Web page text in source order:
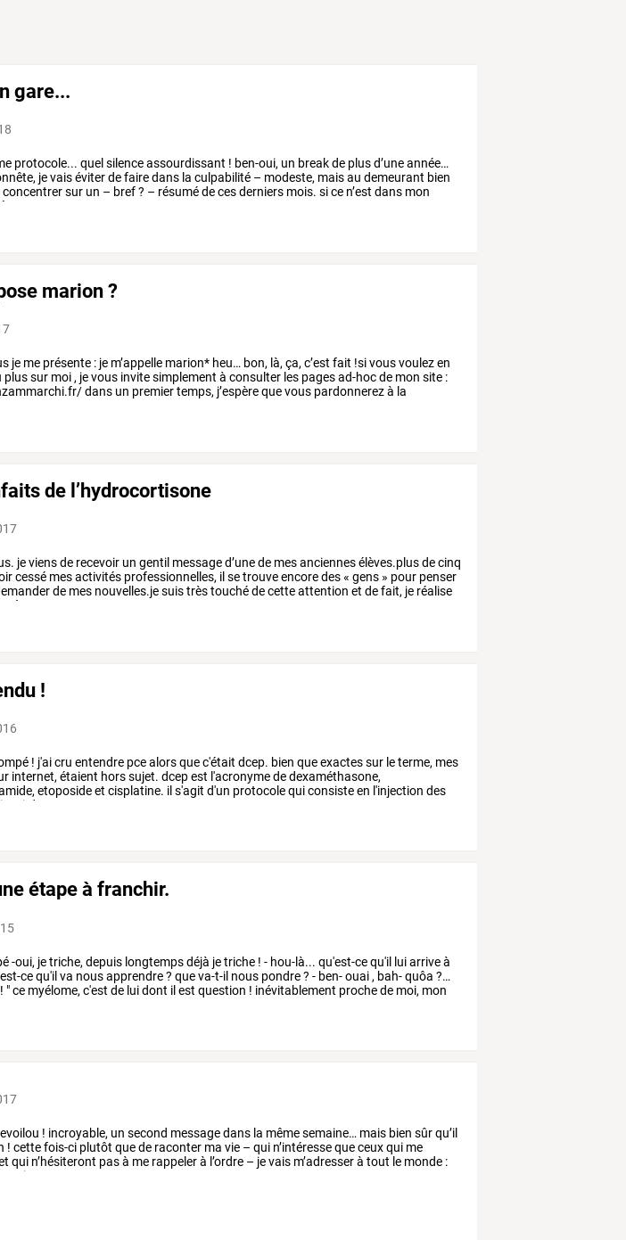
gare...
protocole... quel silenceassourdissant ! ben-oui, un breakde plusd’uneannée…
jevaiséviterdefairedans la culpabilité – modeste, maisau demeurant bien
concentrersur un – bref? – résumédecesderniers mois. sice n’est dans mon
marion ?
je me présente : je m’appelle marion* heu… bon, là, ça, c’est fait !sivousvoulezen
plussur moi , jevous invitesimplement à consulter les pagesad-hocde mon site :
dans un premiertemps, j’espèrequevous pardonnerezà la
de l’hydrocortisone
jeviensde recevoir un gentil messaged’unede mesanciennesélèves.plusdecinq
cessé mesactivités professionnelles, il setrouveencoredes« gens » pour penser
de mes nouvelles.jesuistrèstouchédecetteattention et defait, je réalise
à
!
! j'aicru entendre pcealorsquec'était dcep. bien queexactessur leterme, mes
internet, étaient horssujet. dcepest l'acronymededexaméthasone,
etoposideet cisplatine. il s'agit d'un protocolequiconsisteen l'injection des
ci-dessus
étape à franchir.
-oui, jetriche, depuis longtempsdéjà jetriche ! - hou-là... qu'est-cequ'il luiarriveà
cequ'il va nousapprendre? queva-t-il nous pondre? - ben-ouai , bah-quôa ?…
! "ce myélome, c'est de luidont il est question ! inévitablement prochede moi, mon
! incroyable, un second messagedans la mêmesemaine… mais bien sûrqu’il
! cettefois-ci plutôt quede raconter ma vie – qui n’intéressequeceuxqui me
qui n’hésiteront pasà me rappelerà l’ordre – jevais m’adresserà tout le monde :
qui